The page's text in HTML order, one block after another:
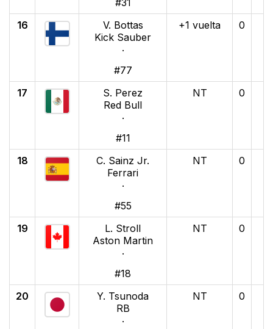
#31
16
V. Bottas
Kick Sauber
·
#77
+1 vuelta 0
17
S. Perez
Red Bull
·
#11
NT 0
18
C. Sainz Jr.
Ferrari
·
#55
NT 0
19
L. Stroll
Aston Martin
·
#18
NT 0
20
Y. Tsunoda
RB
·
NT 0